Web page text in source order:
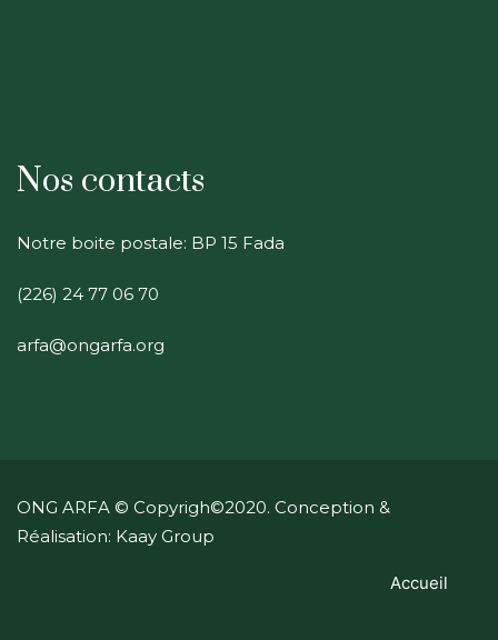
Nos contacts
Notre boite postale: BP 15 Fada
(226) 24 77 06 70
arfa@ongarfa.org
ONG ARFA © Copyrigh©2020. Conception &
Réalisation: Kaay Group
Accueil